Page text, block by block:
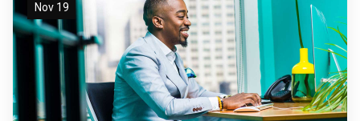
Nov 19